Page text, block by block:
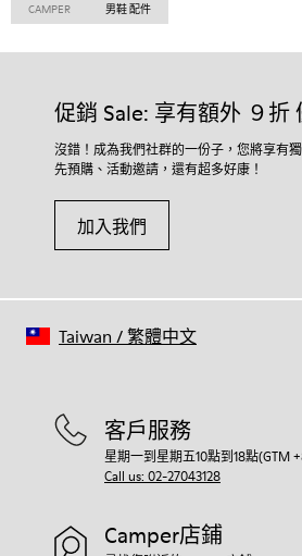
CAMPER 男鞋 配件
促銷 Sale: 享有額外 ９折
沒錯！成為我們社群的一份子，您將享有
先預購、活動邀請，還有超多好康！
加入我們
客戶服務
星期一到星期五10點到18點(GTM
Call us: 02-27043128
Camper店鋪
Taiwan /繁體中文